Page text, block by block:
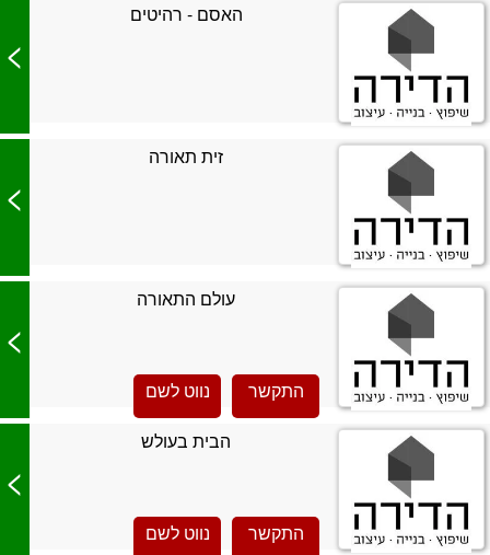
האסם - רהיטים
>
זית תאורה
>
עולם התאורה
התקשר נווט לשם
>
הבית בעולש
התקשר נווט לשם
>